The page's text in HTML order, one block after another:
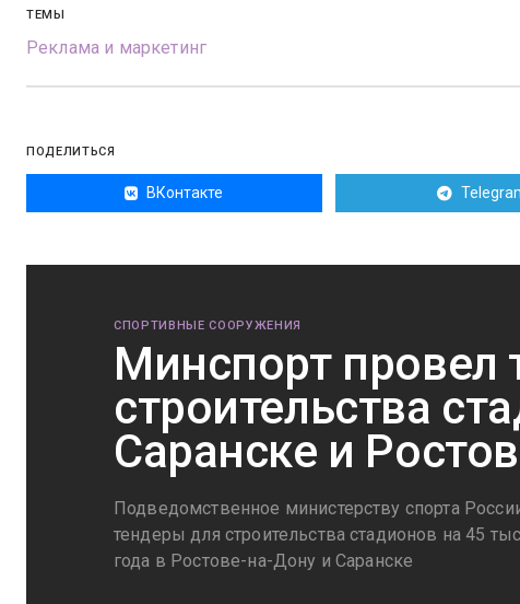
ТЕМЫ
Реклама и маркетинг
ПОДЕЛИТЬСЯ
ВКонтакте
СПОРТИВНЫЕ СООРУЖЕНИЯ
Минспорт провел
строительства
Саранске и
Подведомственное министерству спорта
тендеры для строительства стадионов на 45
года в Ростове-на-Дону и Саранске